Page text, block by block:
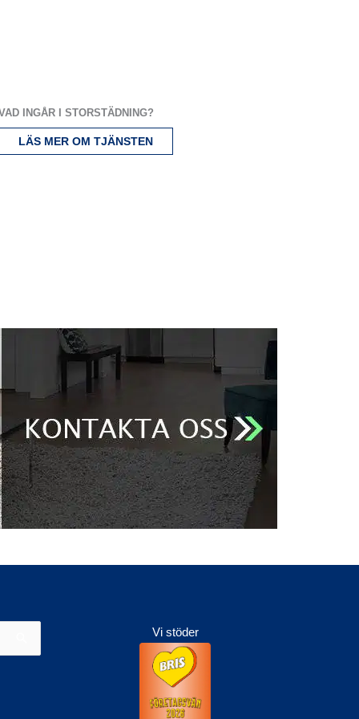
INGÅR I STORSTÄDNING?
LÄS MER OM TJÄNSTEN
Vi stöder